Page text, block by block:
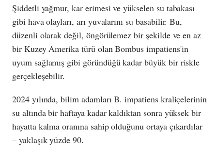
Şiddetli yağmur, kar erimesi ve yükselen su tabakası
gibi hava olayları, arı yuvalarını su basabilir. Bu,
düzenli olarak değil, öngörülemez bir şekilde ve en az
bir Kuzey Amerika türü olan Bombus impatiens'in
uyum sağlamış gibi göründüğü kadar büyük bir riskle
gerçekleşebilir.
2024 yılında, bilim adamları B. impatiens kraliçelerinin
su altında bir haftaya kadar kaldıktan sonra yüksek bir
hayatta kalma oranına sahip olduğunu ortaya çıkardılar
– yaklaşık yüzde 90.